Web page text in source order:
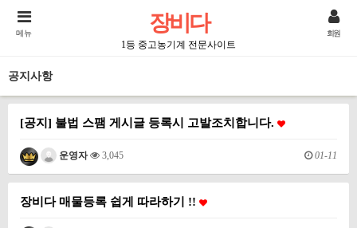
장비다
1등 중고농기계 전문사이트
메뉴 회원
공지사항
[공지] 불법 스팸 게시글 등록시 고발조치합니다.
운영자 3,045 01-11
장비다 매물등록 쉽게 따라하기 !!